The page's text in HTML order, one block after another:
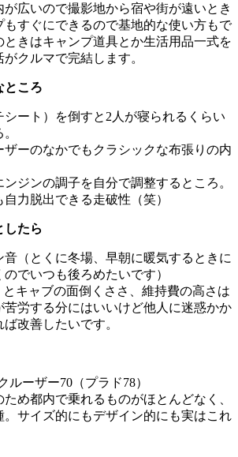
広いので撮影地から宿や街が遠いとき
もすぐにできるので基地的な使い方もで
ときはキャンプ道具とか生活用品一式を
クルマで完結します。
ところ
シート）を倒すと2人が寝られるくらい
ザーのなかでもクラシックな布張りの内
ンジンの調子を自分で調整するところ。
自力脱出できる走破性（笑）
したら
音（とくに冬場、早朝に暖気するときに
でいつも後ろめたいです）
キャブの面倒くささ、維持費の高さは
苦労する分にはいいけど他人に迷惑かか
改善したいです。
ルーザー70（プラド78）
め都内で乗れるものがほとんどなく、
。サイズ的にもデザイン的にも実はこれ